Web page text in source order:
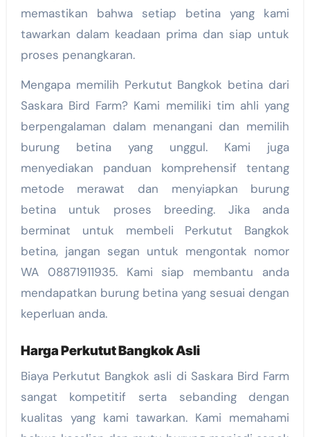
memastikan bahwa setiap betina yang kami
tawarkan dalam keadaan prima dan siap untuk
proses penangkaran.
Mengapa memilih Perkutut Bangkok betina dari
Saskara Bird Farm? Kami memiliki tim ahli yang
berpengalaman dalam menangani dan memilih
burung betina yang unggul. Kami juga
menyediakan panduan komprehensif tentang
metode merawat dan menyiapkan burung
betina untuk proses breeding. Jika anda
berminat untuk membeli Perkutut Bangkok
betina, jangan segan untuk mengontak nomor
WA 08871911935. Kami siap membantu anda
mendapatkan burung betina yang sesuai dengan
keperluan anda.
Harga Perkutut Bangkok Asli
Biaya Perkutut Bangkok asli di Saskara Bird Farm
sangat kompetitif serta sebanding dengan
kualitas yang kami tawarkan. Kami memahami